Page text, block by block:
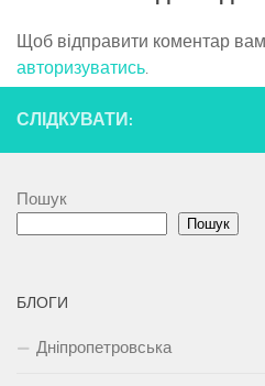
Щоб відправити коментар
авторизуватись
СЛІДКУВАТИ:
Пошук
Пошук
БЛОГИ
Дніпропетровська